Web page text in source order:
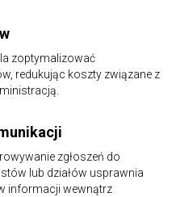
zoptymalizować
redukując koszty związane z
zgłoszeń do
lub działów usprawnia
informacji wewnątrz